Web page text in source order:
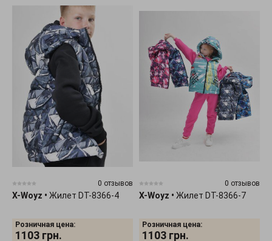
0 отзывов
X-Woyz • Жилет DT-8366-4
Розничная цена:
1103 грн.
0 отзывов
X-Woyz • Жилет DT-8366-7
Розничная цена:
1103 грн.